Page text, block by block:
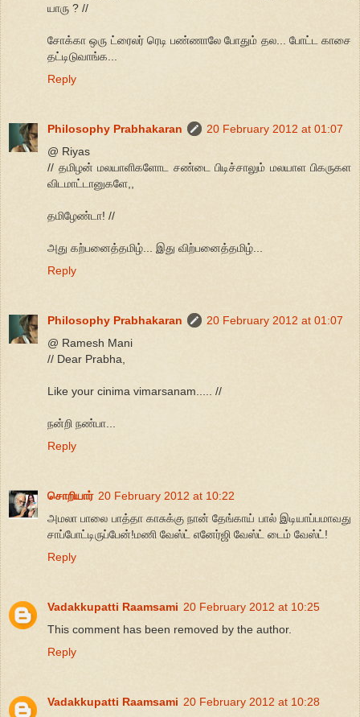
யாரு ? //
சோக்கா ஒரு ட்ரைலர் ரெடி பண்ணாலே போதும் தல... போட்ட காசை
தட்டிடுவாங்க...
Reply
Philosophy Prabhakaran
20 February 2012 at 01:07
@ Riyas
// தமிழன் மலயாளிகளோட சண்டை பிடிச்சாலும் மலயாள பிகருகள
விடமாட்டானுகளே,,
தமிழேண்டா! //
அது கற்பனைத்தமிழ்... இது விற்பனைத்தமிழ்...
Reply
Philosophy Prabhakaran
20 February 2012 at 01:07
@ Ramesh Mani
// Dear Prabha,
Like your cinima vimarsanam..... //
நன்றி நண்பா...
Reply
சொறியார் 20 February 2012 at 10:22
அமலா பாலை பாத்தா காசுக்கு நான் தேங்காய் பால் இடியாப்பமாவது
சாப்போட்டிருப்பேன்!மணி வேஸ்ட் எனேர்ஜி வேஸ்ட் டைம் வேஸ்ட்!
Reply
Vadakkupatti Raamsami 20 February 2012 at 10:25
This comment has been removed by the author.
Reply
Vadakkupatti Raamsami 20 February 2012 at 10:28